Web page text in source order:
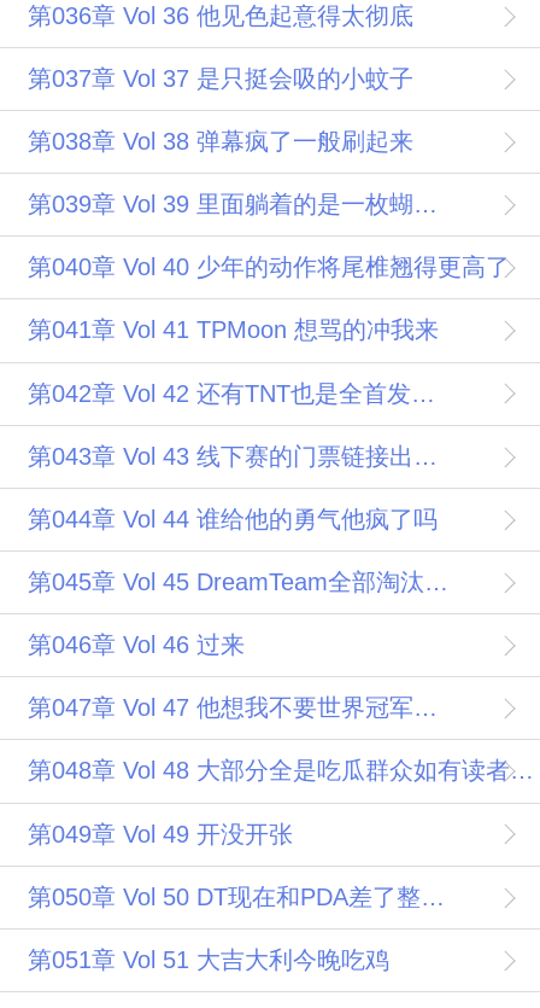
第036章 Vol 36 他见色起意得太彻底
第037章 Vol 37 是只挺会吸的小蚊子
第038章 Vol 38 弹幕疯了一般刷起来
第039章 Vol 39 里面躺着的是一枚蝴蝶标本
第040章 Vol 40 少年的动作将尾椎翘得更高了
第041章 Vol 41 TPMoon 想骂的冲我来
第042章 Vol 42 还有TNT也是全首发阵容
第043章 Vol 43 线下赛的门票链接出来不到30秒全部售罄
第044章 Vol 44 谁给他的勇气他疯了吗
第045章 Vol 45 DreamTeam全部淘汰Till Next Time
第046章 Vol 46 过来
第047章 Vol 47 他想我不要世界冠军只要你
第048章 Vol 48 大部分全是吃瓜群众如有读者不想看可不买
第049章 Vol 49 开没开张
第050章 Vol 50 DT现在和PDA差了整整15分
第051章 Vol 51 大吉大利今晚吃鸡